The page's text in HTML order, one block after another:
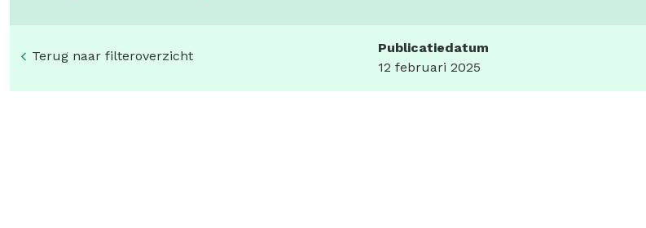
Terug naar filteroverzicht
Publicatiedatum
12 februari 2025